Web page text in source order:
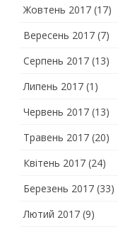
Жовтень 2017 (17)
Вересень 2017 (7)
Серпень 2017 (13)
Липень 2017 (1)
Червень 2017 (13)
Травень 2017 (20)
Квітень 2017 (24)
Березень 2017 (33)
Лютий 2017 (9)